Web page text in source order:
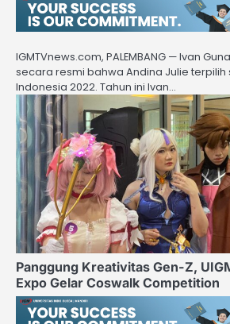
IGMTVnews.com, PALEMBANG — Ivan
secara resmi bahwa Andina Julie terpilih
Indonesia 2022. Tahun ini Ivan…
Panggung Kreativitas Gen-Z,
Expo Gelar Coswalk Competition